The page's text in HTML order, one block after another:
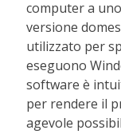
computer a
versione
utilizzato per
eseguono
software è
per rendere il
agevole